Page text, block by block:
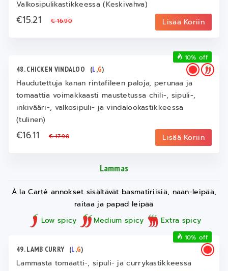
Valkosipulikastikkeessa (Keskivahva)
€15.21€ 16.90 Lisää Koriin
48. CHICKEN VINDALOO (L,G)
Haudutettuja kanan rintafileen paloja, perunaa ja
tomaattia voimakkaasti maustetussa chili-, sipuli-,
inkivääri-, valkosipuli- ja vindalookastikkeessa
(tulinen)
€16.11€ 17.90 Lisää Koriin
10% off
Lammas
À la Carté annokset sisältävät basmatiriisiä, naan-leipää,
raitaa ja papad leipää
Low spicy
Medium spicy Extra spicy
49. LAMB CURRY (L,G)
Lammasta tomaatti-, sipuli- ja currykastikkeessa
10% off